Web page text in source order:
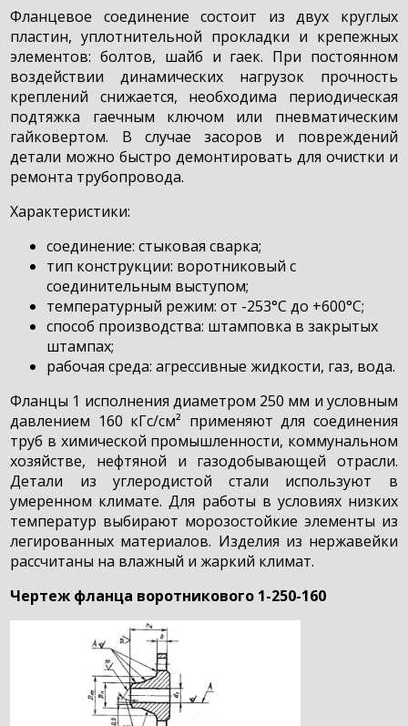
Фланцевое соединение состоит из двух круглых
пластин, уплотнительной прокладки и крепежных
элементов: болтов, шайб и гаек. При постоянном
воздействии динамических нагрузок прочность
креплений снижается, необходима периодическая
подтяжка гаечным ключом или пневматическим
гайковертом. В случае засоров и повреждений
детали можно быстро демонтировать для очистки и
ремонта трубопровода.
Характеристики:
соединение: стыковая сварка;
тип конструкции: воротниковый с
соединительным выступом;
температурный режим: от -253°С до +600°С;
способ производства: штамповка в закрытых
штампах;
рабочая среда: агрессивные жидкости, газ, вода.
Фланцы 1 исполнения диаметром 250 мм и условным
давлением 160 кГс/см² применяют для соединения
труб в химической промышленности, коммунальном
хозяйстве, нефтяной и газодобывающей отрасли.
Детали из углеродистой стали используют в
умеренном климате. Для работы в условиях низких
температур выбирают морозостойкие элементы из
легированных материалов. Изделия из нержавейки
рассчитаны на влажный и жаркий климат.
Чертеж фланца воротникового 1-250-160